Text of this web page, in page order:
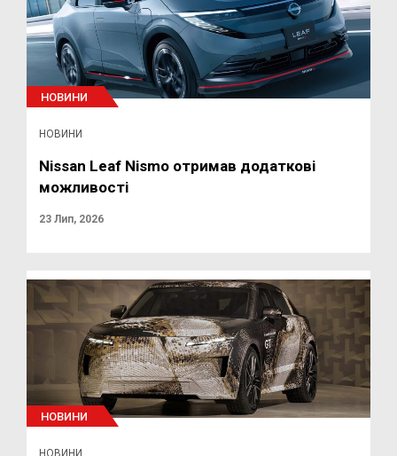
НОВИНИ
НОВИНИ
Nissan Leaf Nismo отримав додаткові
можливості
23 Лип, 2026
НОВИНИ
НОВИНИ